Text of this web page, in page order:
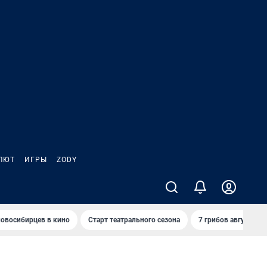
ИГРЫ ZODY
в кино Старт театрального сезона 7 грибов августа